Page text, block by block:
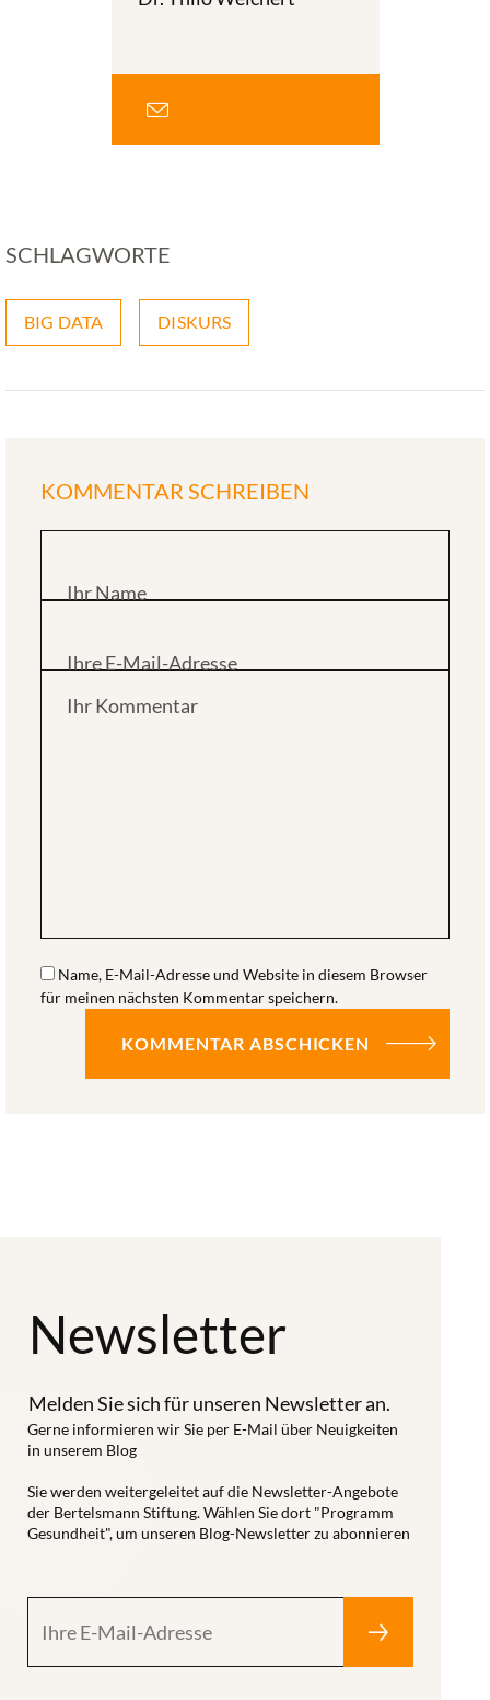
SCHLAGWORTE
BIG DATA DISKURS
KOMMENTAR SCHREIBEN
Ihr Kommentar
Ihr Name
Ihre E-Mail-Adresse
Name, E-Mail-Adresse und Website in diesem Browser
für meinen nächsten Kommentar speichern.
Newsletter
Melden Sie sich für unseren Newsletter an.
Gerne informieren wir Sie per E-Mail über Neuigkeiten
in unserem Blog
Sie werden weitergeleitet auf die Newsletter-Angebote
der Bertelsmann Stiftung. Wählen Sie dort "Programm
Gesundheit", um unseren Blog-Newsletter zu abonnieren